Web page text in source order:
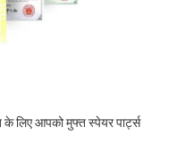
के लिए आपको मुफ्त स्पेयर पार्ट्स